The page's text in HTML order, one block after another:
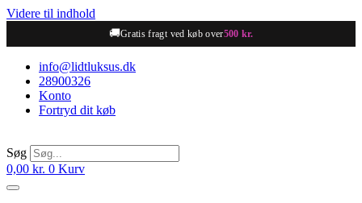
Videre til indhold
🚚Gratis fragt ved køb over500 kr.
info@lidtluksus.dk
28900326
Konto
Fortryd dit køb
Søg
0,00 kr. 0 Kurv